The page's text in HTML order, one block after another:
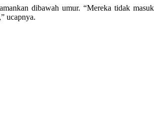
dibawah umur. “Mereka tidak masuk
ucapnya.